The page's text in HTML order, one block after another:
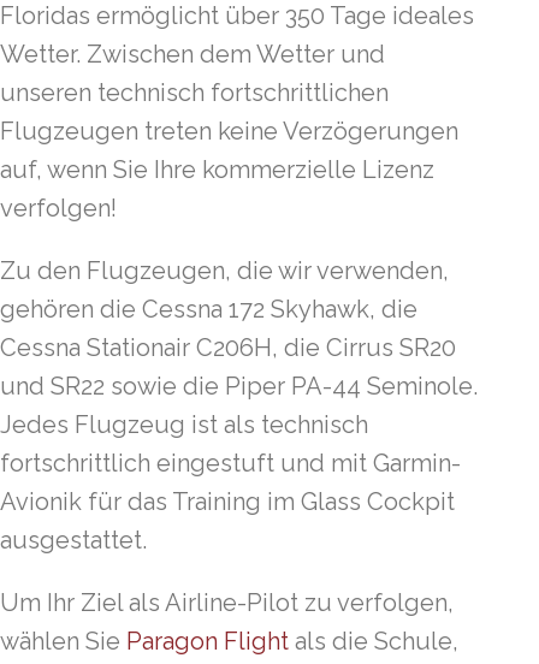
Floridas ermöglicht über 350 Tage ideales
Wetter. Zwischen dem Wetter und
unseren technisch fortschrittlichen
Flugzeugen treten keine Verzögerungen
auf, wenn Sie Ihre kommerzielle Lizenz
verfolgen!
Zu den Flugzeugen, die wir verwenden,
gehören die Cessna 172 Skyhawk, die
Cessna Stationair C206H, die Cirrus SR20
und SR22 sowie die Piper PA-44 Seminole.
Jedes Flugzeug ist als technisch
fortschrittlich eingestuft und mit Garmin-
Avionik für das Training im Glass Cockpit
ausgestattet.
Um Ihr Ziel als Airline-Pilot zu verfolgen,
wählen Sie Paragon Flight als die Schule,